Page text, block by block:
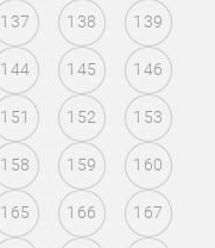
137 138 139
144 145 146
151 152 153
158 159 160
165 166 167